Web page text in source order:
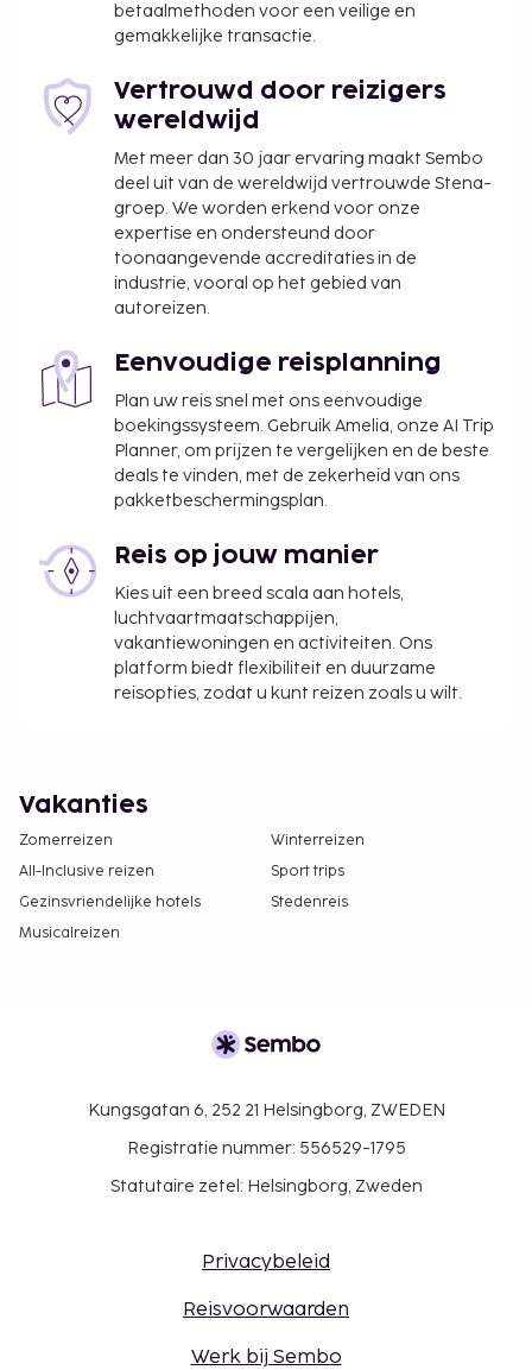
betaalmethoden voor een veilige en
gemakkelijke transactie.
Vertrouwd door reizigers
wereldwijd
Met meer dan 30 jaar ervaring maakt Sembo
deel uit van de wereldwijd vertrouwde Stena-
groep. We worden erkend voor onze
expertise en ondersteund door
toonaangevende accreditaties in de
industrie, vooral op het gebied van
autoreizen.
Eenvoudige reisplanning
Plan uw reis snel met ons eenvoudige
boekingssysteem. Gebruik Amelia, onze AI Trip
Planner, om prijzen te vergelijken en de beste
deals te vinden, met de zekerheid van ons
pakketbeschermingsplan.
Reis op jouw manier
Kies uit een breed scala aan hotels,
luchtvaartmaatschappijen,
vakantiewoningen en activiteiten. Ons
platform biedt flexibiliteit en duurzame
reisopties, zodat u kunt reizen zoals u wilt.
Vakanties
Zomerreizen
Winterreizen
All-Inclusive reizen
Sport trips
Gezinsvriendelijke hotels
Stedenreis
Musicalreizen
Kungsgatan 6, 252 21 Helsingborg, ZWEDEN
Registratie nummer: 556529-1795
Statutaire zetel: Helsingborg, Zweden
Privacybeleid
Reisvoorwaarden
Werk bij Sembo